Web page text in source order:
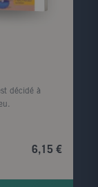
décidé à
6,15 €